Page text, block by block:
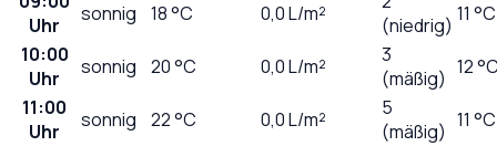
Uhr
sonnig 18°C 0,0L/m²
(niedrig) 11 °C
10:00
Uhr
sonnig 20°C 0,0L/m²
3
(mäßig) 12
11:00
Uhr
sonnig 22°C 0,0L/m²
5
(mäßig) 11 °C